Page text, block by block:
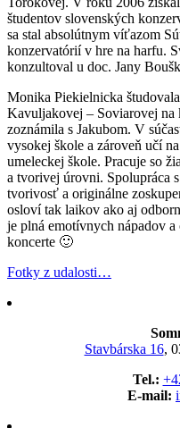
študentov slovenských
sa stal absolútnym víťazom
konzervatórií v hre na harfu.
konzultoval u doc. Jany
Monika Piekielnicka
Kavuljakovej – Soviarovej na
zoznámila s Jakubom. V
vysokej škole a zároveň učí
umeleckej škole. Pracuje so
a tvorivej úrovni. Spolupráca
tvorivosť a originálne
osloví tak laikov ako aj
je plná emotívnych nápadov
koncerte 🙂
Fotky z udalosti…
Stavbárska 16,
Tel.:
E-mail: